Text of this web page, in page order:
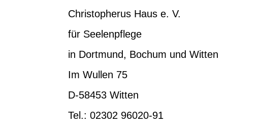
Christopherus Haus e. V.
für Seelenpflege
in Dortmund, Bochum und Witten
Im Wullen 75
D-58453 Witten
Tel.: 02302 96020-91